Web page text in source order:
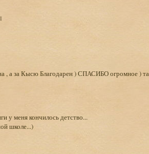
, а за Кысю Благодарен ) СПАСИБО огромное )
у меня кончилось детство...
школе...)